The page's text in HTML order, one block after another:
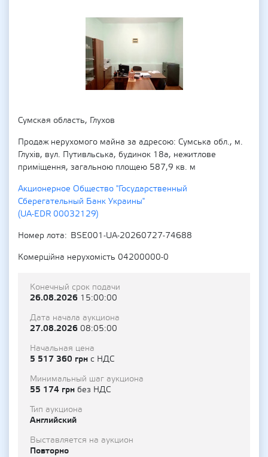
Сумская область, Глухов
Продаж нерухомого майна за адресою: Сумська обл., м.
Глухів, вул. Путивльська, будинок 18а, нежитлове
приміщення, загальною площею 587,9 кв. м
Акционерное Общество "Государственный
Сберегательный Банк Украины"
(UA-EDR 00032129)
Номер лота
BSE001-UA-20260727-74688
Комерційна нерухомість 04200000-0
Конечный срок подачи
26.08.2026 15:00:00
Дата начала аукциона
27.08.2026 08:05:00
Начальная цена
5 517 360 грн с НДС
Минимальный шаг аукциона
55 174 грн без НДС
Тип аукциона
Английский
Выставляется на аукцион
Повторно